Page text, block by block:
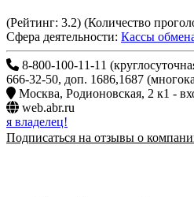
(Рейтинг: 3.2) (Количество
Сфера деятельности: Кассы
8-800-100-11-11
666-32-50, доп.
Москва, Родионовская, 2 к1 -
web.abr.ru
я владелец!
Подписаться на отзывы о